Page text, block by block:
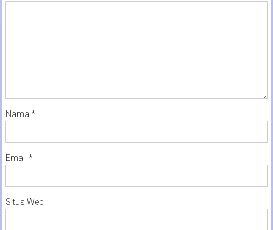
Nama *
Email *
Situs Web